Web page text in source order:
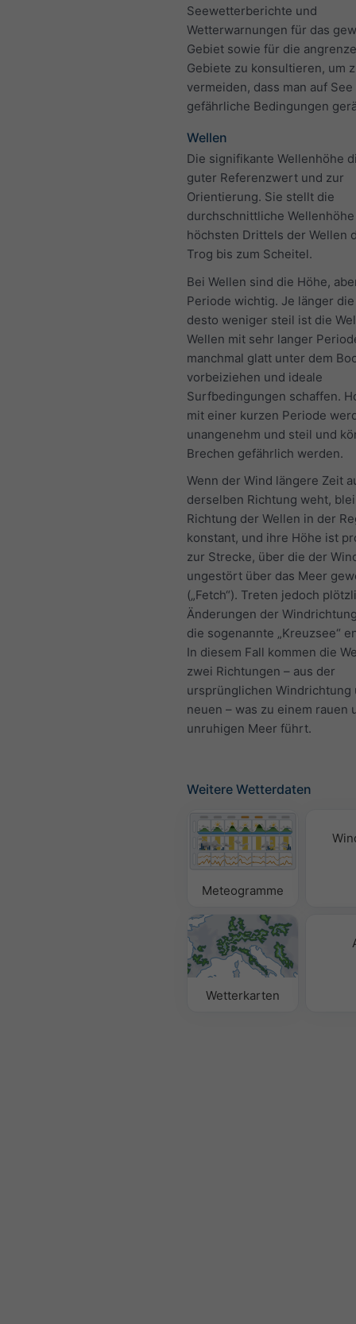
Seewetterberichte und
Wetterwarnungen für das
Gebiet sowie für die
Gebiete zu konsultieren, um
vermeiden, dass man auf See
gefährliche Bedingungen
Wellen
Die signifikante Wellenhöhe
guter Referenzwert und zur
Orientierung. Sie stellt die
durchschnittliche
höchsten Drittels der Wellen
Trog bis zum Scheitel.
Bei Wellen sind die Höhe,
Periode wichtig. Je länger
desto weniger steil ist die
Wellen mit sehr langer
manchmal glatt unter dem
vorbeiziehen und ideale
Surfbedingungen schaffen.
mit einer kurzen Periode
unangenehm und steil und
Brechen gefährlich werden.
Wenn der Wind längere Zeit
derselben Richtung weht,
Richtung der Wellen in der
konstant, und ihre Höhe ist
zur Strecke, über die der
ungestört über das Meer
(„Fetch“). Treten jedoch
Änderungen der
die sogenannte „Kreuzsee“
In diesem Fall kommen die
zwei Richtungen – aus der
ursprünglichen Windrichtung
neuen – was zu einem rauen
unruhigen Meer führt.
Weitere Wetterdaten
Meteogramme
Wetterkarten